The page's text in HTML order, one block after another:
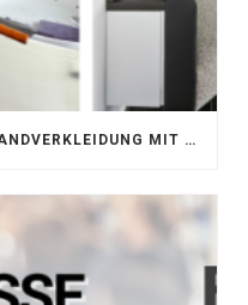
AKUSTIK IM SPA-BEREICH: WANDVERKLEIDUNG MIT SILENTPROTECT CORE